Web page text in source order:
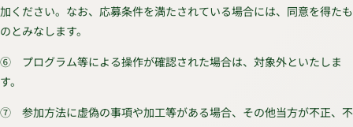
加ください。なお、応募条件を満たされている場合には、同意を得たも
のとみなします。
⑥ プログラム等による操作が確認された場合は、対象外といたしま
す。
⑦ 参加方法に虚偽の事項や加工等がある場合、その他当方が不正、不